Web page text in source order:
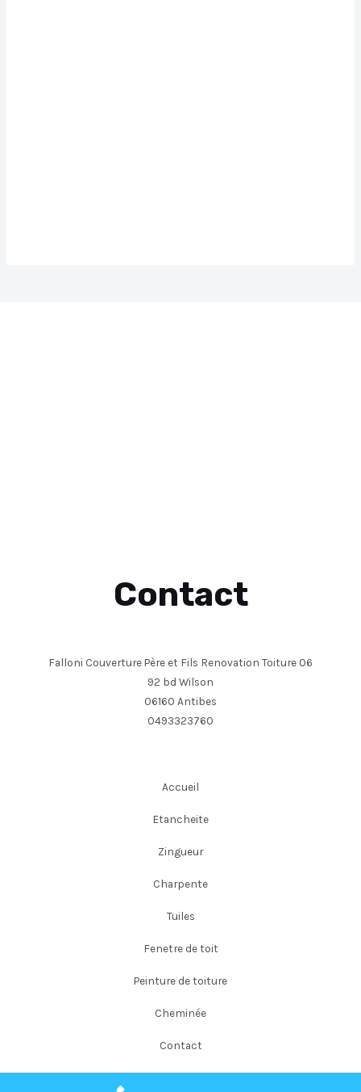
Contact
Falloni Couverture Père et Fils Renovation Toiture 06
92 bd Wilson
06160 Antibes
0493323760
Accueil
Etancheite
Zingueur
Charpente
Tuiles
Fenetre de toit
Peinture de toiture
Cheminée
Contact